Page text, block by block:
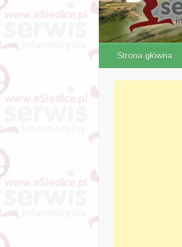
Strona główna